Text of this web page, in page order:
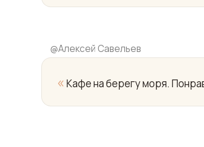
@Алексей Савельев
« Кафе на берегу моря.